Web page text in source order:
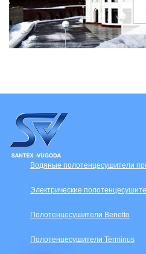
Водяные полотенцесушители
Электрические
Полотенцесушители Benetto
Полотенцесушители Terminus